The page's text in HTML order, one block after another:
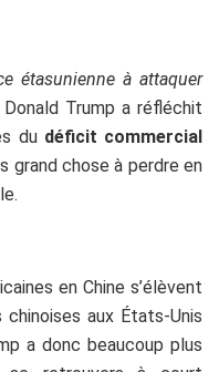
étasunienne à attaquer
Trump a réfléchit
du déficit commercial
grand chose à perdre en
en Chine s’élèvent
aux États-Unis
a donc beaucoup plus